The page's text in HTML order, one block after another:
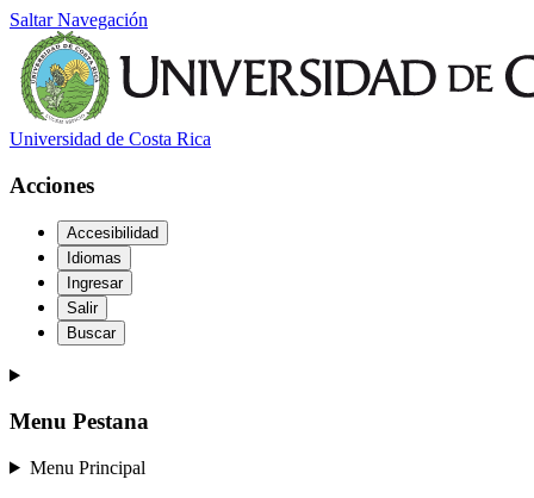
Saltar Navegación
Universidad de Costa Rica
Acciones
Accesibilidad
Idiomas
Ingresar
Salir
Buscar
Menu Pestana
Menu Principal